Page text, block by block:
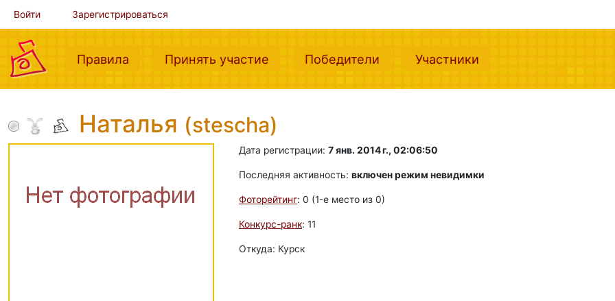
Войти Зарегистрироваться
Правила (current)Принять участие (current)Победители (current)Участники
Наталья (stescha)
Дата регистрации: 7 янв. 2014 г., 02:06:50
Последняя активность: включен режим невидимки
Фоторейтинг: 0 (1-e место из 0)
Конкурс-ранк: 11
Откуда: Курск